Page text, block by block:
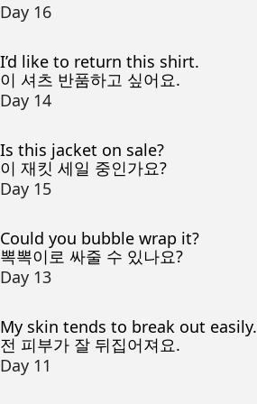
Day 16
I’d like to return this shirt.
이 셔츠 반품하고 싶어요.
Day 14
Is this jacket on sale?
이 재킷 세일 중인가요?
Day 15
Could you bubble wrap it?
뽁뽁이로 싸줄 수 있나요?
Day 13
My skin tends to break out easily.
전 피부가 잘 뒤집어져요.
Day 11